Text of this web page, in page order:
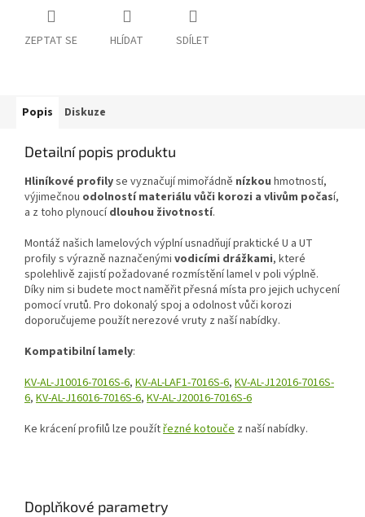
ZEPTAT SE HLÍDAT SDÍLET
Popis Diskuze
Detailní popis produktu
Hliníkové profilyse vyznačují mimořádně nízkou hmotností,
výjimečnou odolností materiálu vůči korozi a vlivům počasí,
a z toho plynoucí dlouhou životností.
Montáž našich lamelových výplní usnadňují praktické U a UT
profily s výrazně naznačenými vodicími drážkami, které
spolehlivě zajistí požadované rozmístění lamel v poli výplně.
Díky nim si budete moct naměřit přesná místa pro jejich uchycení
pomocí vrutů. Pro dokonalý spoj a odolnost vůči korozi
doporučujeme použít nerezové vruty z naší nabídky.
Kompatibilní lamely:
KV-AL-J10016-7016S-6, KV-AL-LAF1-7016S-6, KV-AL-J12016-7016S-
6, KV-AL-J16016-7016S-6, KV-AL-J20016-7016S-6
Ke krácení profilů lze použítřezné kotouče z naší nabídky.
Doplňkové parametry